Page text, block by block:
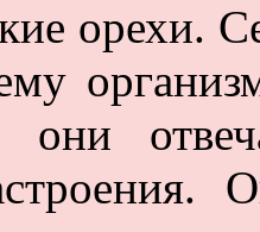
орехи.
они